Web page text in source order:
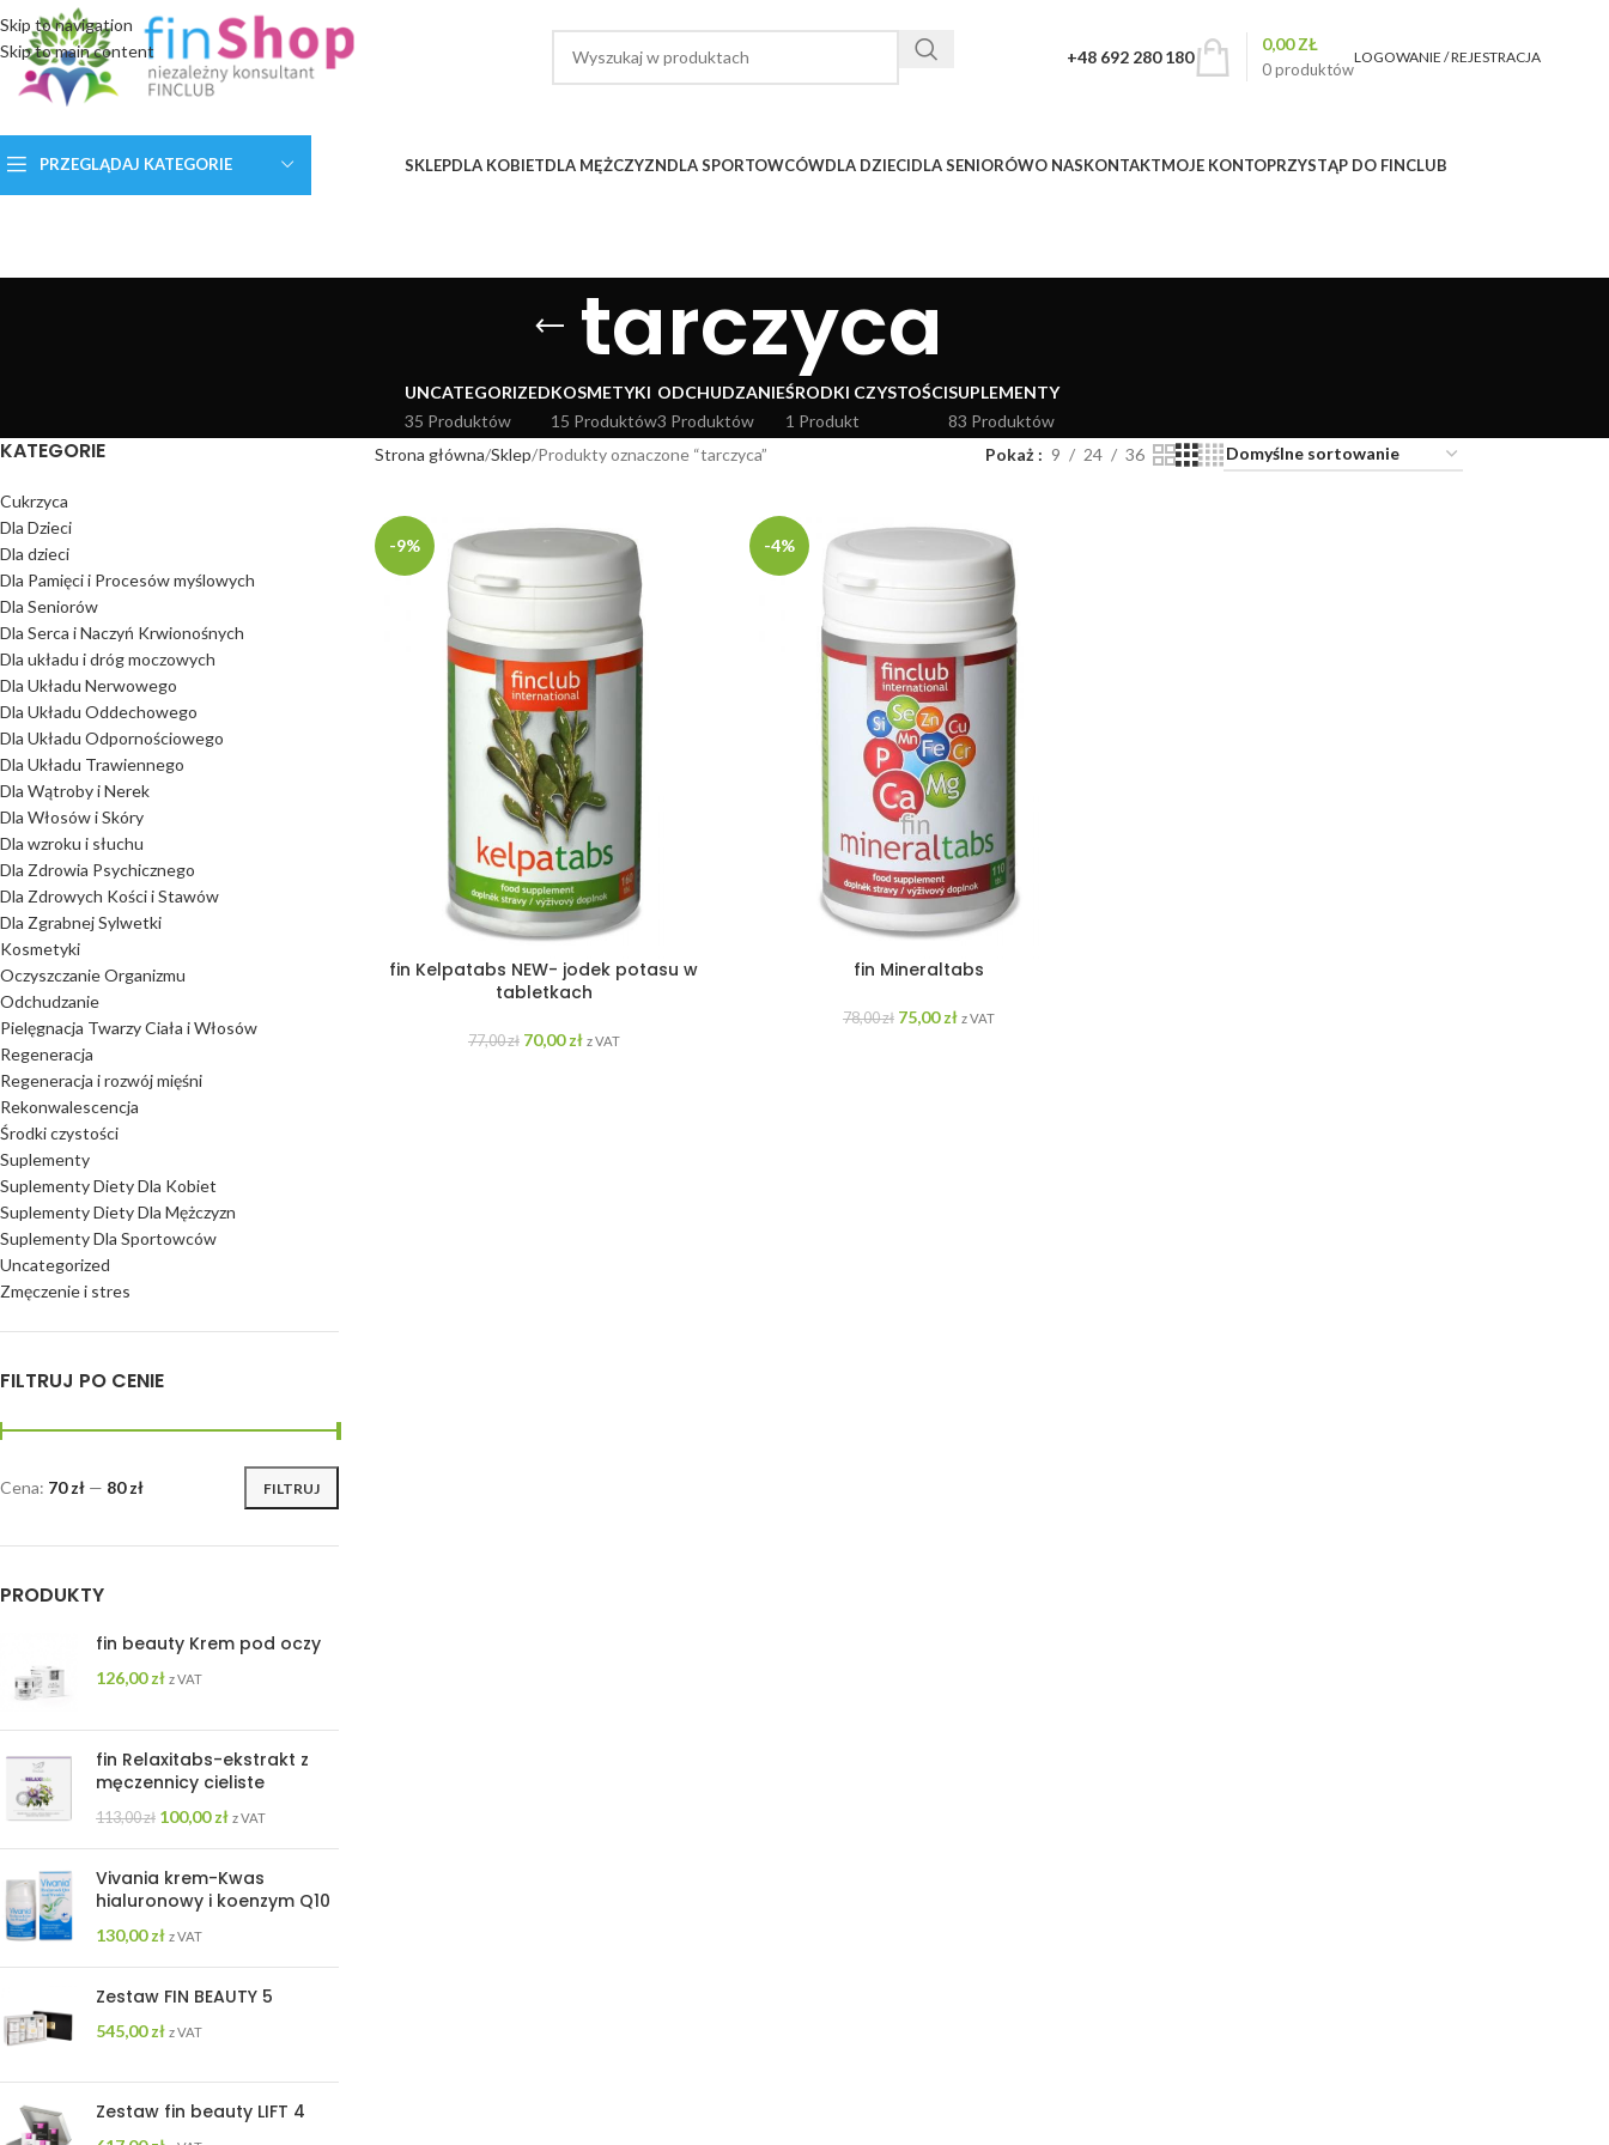
Skip to navigation
Skip to main content
+48 692 280 180
0produktów
0,00ZŁ
LOGOWANIE / REJESTRACJA
PRZEGLĄDAJ KATEGORIE SKLEPDLA KOBIETDLA MĘŻCZYZNDLA SPORTOWCÓWDLA DZIECIDLA SENIORÓWO NASKONTAKTMOJE KONTOPRZYSTĄP DO FINCLUB
tarczyca
UNCATEGORIZED
35 Produktów
KOSMETYKI
15 Produktów
ODCHUDZANIE
3 Produktów
ŚRODKI CZYSTOŚCI
1 Produkt
SUPLEMENTY
83 Produktów
KATEGORIE
Cukrzyca
Dla Dzieci
Dla dzieci
Dla Pamięci i Procesów myślowych
Dla Seniorów
Dla Serca i Naczyń Krwionośnych
Dla układu i dróg moczowych
Dla Układu Nerwowego
Dla Układu Oddechowego
Dla Układu Odpornościowego
Dla Układu Trawiennego
Dla Wątroby i Nerek
Dla Włosów i Skóry
Dla wzroku i słuchu
Dla Zdrowia Psychicznego
Dla Zdrowych Kości i Stawów
Dla Zgrabnej Sylwetki
Kosmetyki
Oczyszczanie Organizmu
Odchudzanie
Pielęgnacja Twarzy Ciała i Włosów
Regeneracja
Regeneracja i rozwój mięśni
Rekonwalescencja
Środki czystości
Suplementy
Suplementy Diety Dla Kobiet
Suplementy Diety Dla Mężczyzn
Suplementy Dla Sportowców
Uncategorized
Zmęczenie i stres
FILTRUJ PO CENIE
FILTRUJ
Cena: 70 zł — 80 zł
PRODUKTY
fin beauty Krem pod oczy
126,00zł z VAT
fin Relaxitabs-ekstrakt z
męczennicy cieliste
113,00zł 100,00zł z VAT
Vivania krem-Kwas
hialuronowy i koenzym Q10
130,00zł z VAT
Zestaw FIN BEAUTY 5
545,00zł z VAT
Zestaw fin beauty LIFT 4
Strona główna Sklep Produkty oznaczone “tarczyca” Pokaż 9 24 36
-9%
fin Kelpatabs NEW- jodek potasu w
tabletkach
77,00zł 70,00zł z VAT
-4%
fin Mineraltabs
78,00zł 75,00zł z VAT